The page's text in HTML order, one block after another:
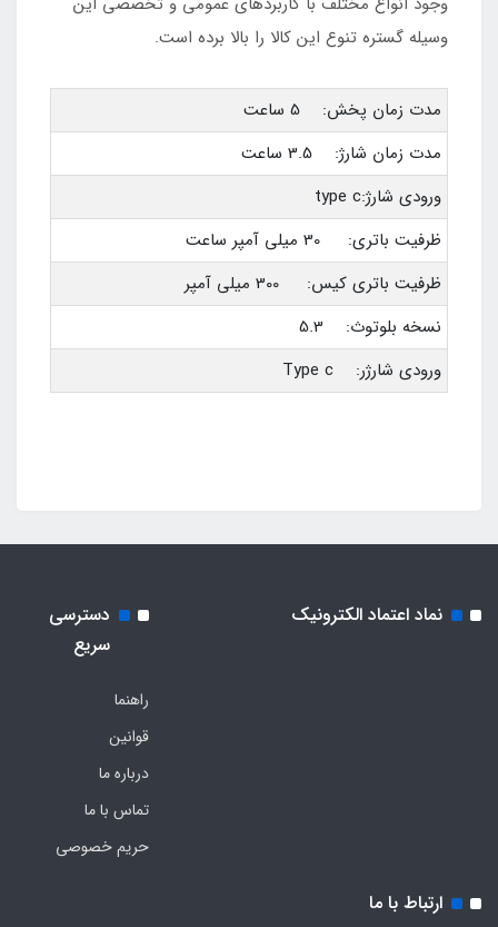
وسیله گستره تنوع این کالا را بالا برده است.
مدت زمان پخش: 5 ساعت
مدت زمان شارژ: 3.5 ساعت
ورودی شارژ:type c
ظرفیت باتری: 30 میلی آمپر ساعت
ظرفیت باتری کیس: 300 میلی آمپر
نسخه بلوتوث: 5.3
ورودی شارژر: Type c
نماد اعتماد الکترونیک
دسترسی
سریع
راهنما
قوانین
درباره ما
تماس با ما
حریم خصوصی
ارتباط با ما